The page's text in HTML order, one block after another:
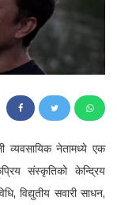
व्यवसायिक नेतामध्ये एक
संस्कृतिको केन्द्रिय
विद्युतीय सवारी साधन,